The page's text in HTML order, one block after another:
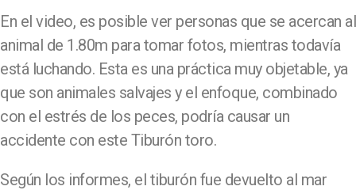
En el video, es posible ver personas que se acercan al
animal de 1.80m para tomar fotos, mientras todavía
está luchando. Esta es una práctica muy objetable, ya
que son animales salvajes y el enfoque, combinado
con el estrés de los peces, podría causar un
accidente con este Tiburón toro.
Según los informes, el tiburón fue devuelto al mar